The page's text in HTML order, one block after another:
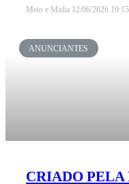
Meio e Midia 12/06/2026 19:15
ANUNCIANTES
CRIADO PELA